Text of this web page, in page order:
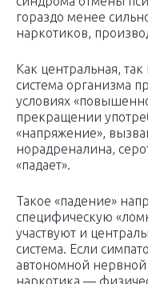
гораздо менее
наркотиков,
Как центральная,
система организма
условиях
прекращении
«напряжение»,
норадреналина,
«падает».
Такое «падение»
специфическую
участвуют и
система. Если
автономной нервной
наркотика —